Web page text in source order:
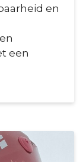
en
een